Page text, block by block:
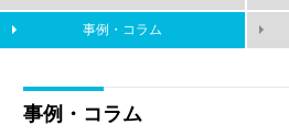
事例・コラム
事例・コラム